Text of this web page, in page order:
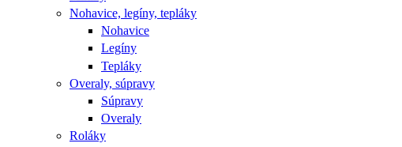
Nohavice, legíny, tepláky
Nohavice
Legíny
Tepláky
Overaly, súpravy
Súpravy
Overaly
Roláky